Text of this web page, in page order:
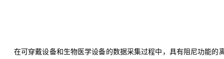
在可穿戴设备和生物医学设备的数据采集过程中，具有阻尼功能